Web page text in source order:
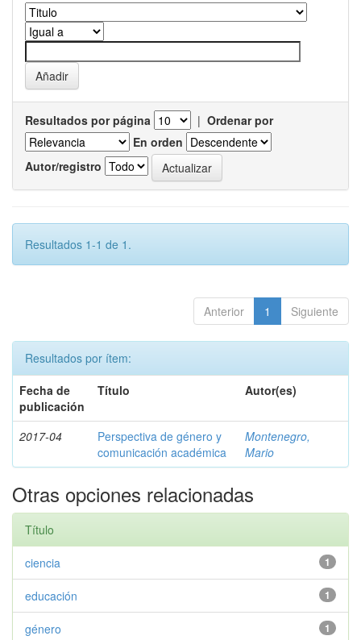
Resultados por página | Ordenar por
En orden
Autor/registro
Resultados 1-1 de 1.
Anterior 1 Siguiente
Resultados por ítem:
Fecha de
publicación
Título Autor(es)
2017-04
Perspectiva de género y
comunicación académica
Montenegro,
Mario
Otras opciones relacionadas
Título
1
ciencia
1
educación
1
género